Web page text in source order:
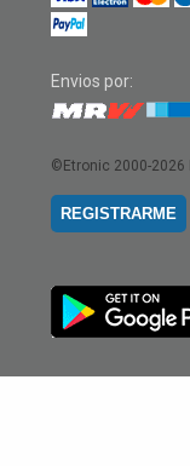
Envios por:
©Etronic 2000-2026
REGISTRARME